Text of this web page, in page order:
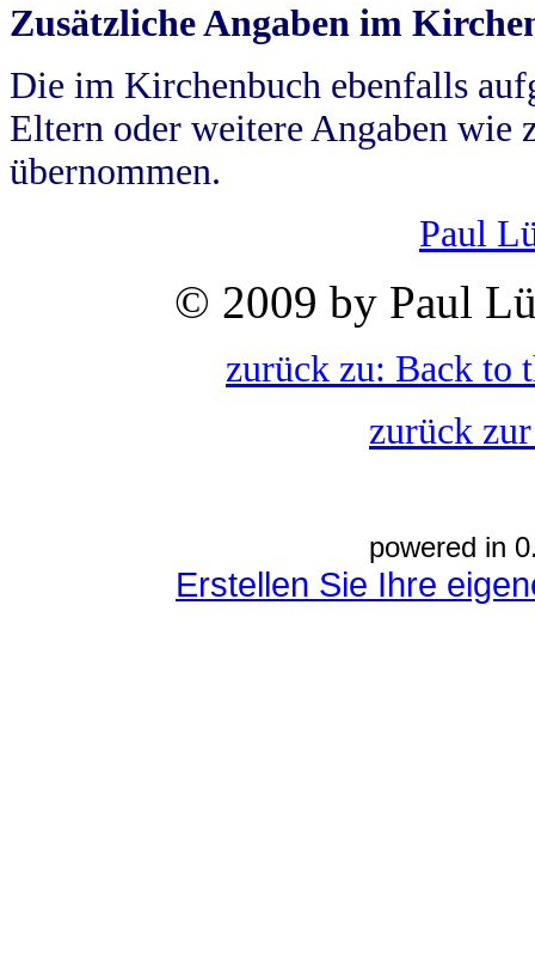
Zusätzliche Angaben im
Die im Kirchenbuch ebenfalls
Eltern oder weitere Angaben wie
übernommen.
Paul
© 2009 by Paul
zurück zu: Back to
zurück
powered in
Erstellen Sie Ihre